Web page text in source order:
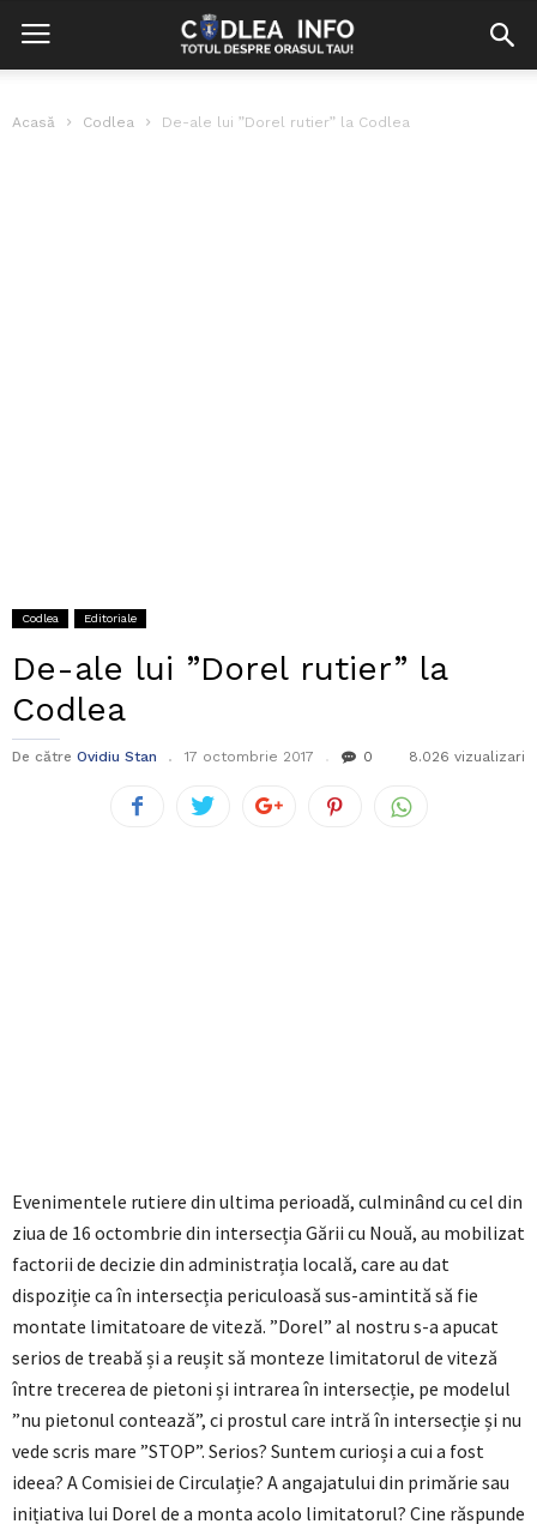
Acasă Codlea De-ale lui ”Dorel rutier” la Codlea
Codlea Editoriale
De-ale lui ”Dorel rutier” la
Codlea
De către Ovidiu Stan 17 octombrie 2017 0 8.026 vizualizari
Evenimentele rutiere din ultima perioadă, culminând cu cel din
ziua de 16 octombrie din intersecția Gării cu Nouă, au mobilizat
factorii de decizie din administrația locală, care au dat
dispoziție ca în intersecția periculoasă sus-amintită să fie
montate limitatoare de viteză. ”Dorel” al nostru s-a apucat
serios de treabă și a reușit să monteze limitatorul de viteză
între trecerea de pietoni și intrarea în intersecție, pe modelul
”nu pietonul contează”, ci prostul care intră în intersecție și nu
vede scris mare ”STOP”. Serios? Suntem curioși a cui a fost
ideea? A Comisiei de Circulație? A angajatului din primărie sau
inițiativa lui Dorel de a monta acolo limitatorul? Cine răspunde